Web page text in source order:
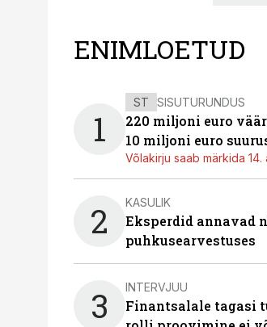
ENIMLOETUD
1
ST SISUTURUNDUS
220 miljoni euro
10 miljoni euro
Võlakirju saab märkida 14.
2 KASULIK
Eksperdid annavad
puhkusearvestuses
3 INTERVJUU
Finantsalale tagasi